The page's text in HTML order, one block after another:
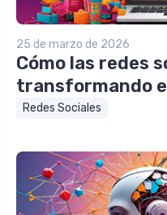
25 de marzo de 2026
Cómo las redes
transformando
Redes Sociales